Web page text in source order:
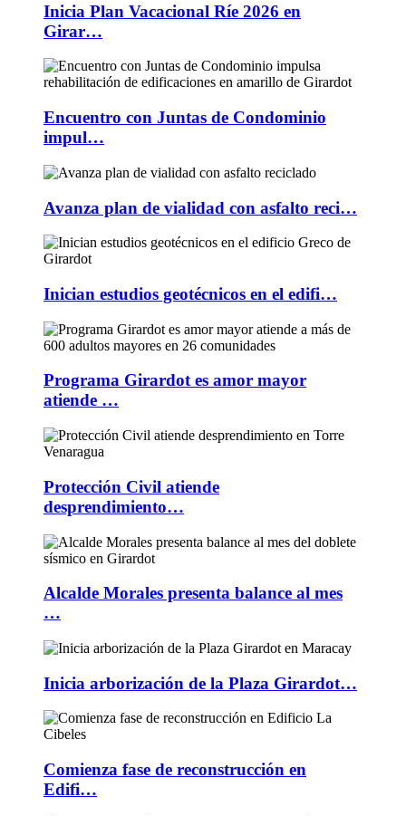
Inicia Plan Vacacional Ríe 2026 en
Girar…
Encuentro con Juntas de Condominio
impul…
Avanza plan de vialidad con asfalto reci…
Inician estudios geotécnicos en el edifi…
Programa Girardot es amor mayor
atiende …
Protección Civil atiende
desprendimiento…
Alcalde Morales presenta balance al mes
…
Inicia arborización de la Plaza Girardot…
Comienza fase de reconstrucción en
Edifi…